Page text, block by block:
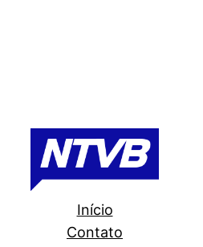
Início
Contato